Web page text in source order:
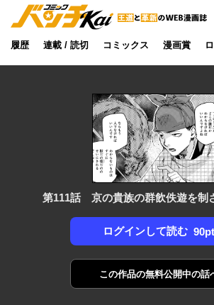
履歴 連載 / 読切 コミックス 漫画賞
第111話 京の貴族の群飲佚遊を制
ログインして読む 90pt
この作品の無料公開中の話